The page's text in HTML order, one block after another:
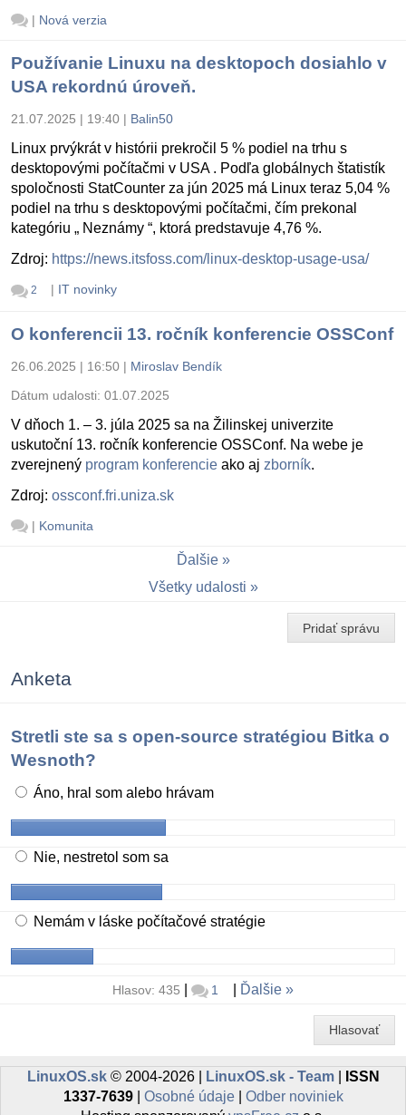
| Nová verzia
Používanie Linuxu na desktopoch dosiahlo v
USA rekordnú úroveň.
21.07.2025 | 19:40 | Balin50
Linux prvýkrát v histórii prekročil 5 % podiel na trhu s
desktopovými počítačmi v USA . Podľa globálnych štatistík
spoločnosti StatCounter za jún 2025 má Linux teraz 5,04 %
podiel na trhu s desktopovými počítačmi, čím prekonal
kategóriu „ Neznámy “, ktorá predstavuje 4,76 %.
Zdroj: https://news.itsfoss.com/linux-desktop-usage-usa/
2 | IT novinky
O konferencii 13. ročník konferencie OSSConf
26.06.2025 | 16:50 | Miroslav Bendík
Dátum udalosti: 01.07.2025
V dňoch 1. – 3. júla 2025 sa na Žilinskej univerzite
uskutoční 13. ročník konferencie OSSConf. Na webe je
zverejnený program konferencie ako aj zborník.
Zdroj: ossconf.fri.uniza.sk
| Komunita
Ďalšie
Všetky udalosti
Pridať správu
Anketa
Stretli ste sa s open-source stratégiou Bitka o
Wesnoth?
Áno, hral som alebo hrávam
Nie, nestretol som sa
Nemám v láske počítačové stratégie
Hlasov: 435 1 Ďalšie
Hlasovať
LinuxOS.sk© 2004-2026 | LinuxOS.sk - Team|
ISSN
1337-7639| Osobné údaje| Odber noviniek